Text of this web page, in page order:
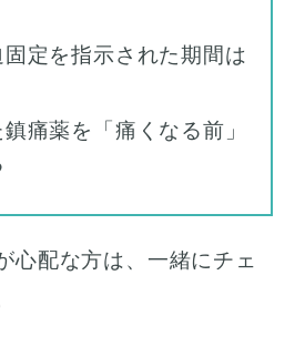
定を指示された期間は
痛薬を「痛くなる前」
心配な方は、一緒にチェ